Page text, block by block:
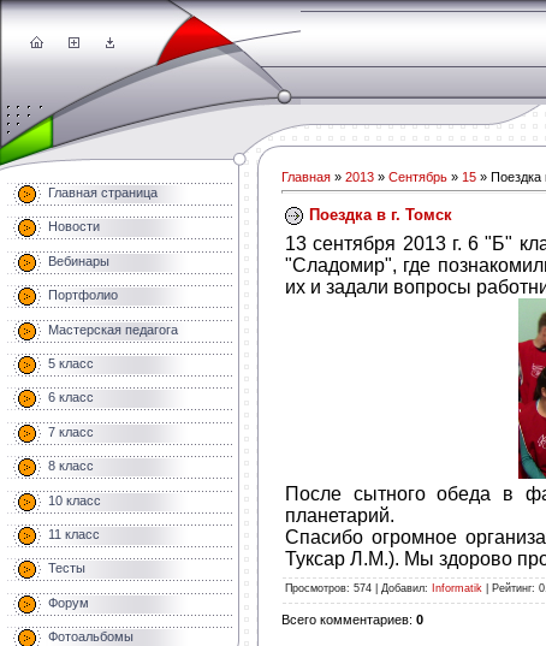
Главная страница
Новости
Вебинары
Портфолио
Мастерская педагога
5 класс
6 класс
7 класс
8 класс
10 класс
11 класс
Тесты
Форум
Фотоальбомы
Главная » 2013 » Сентябрь » 15 » Поездка
Поездка в г. Томск
13 сентября 2013 г. 6 "Б"
"Сладомир", где
их и задали вопросы
После сытного обеда в
планетарий.
Спасибо огромное
Туксар Л.М.). Мы здорово
Просмотров: 574 | Добавил: Informatik Рейтинг:
Всего комментариев: 0